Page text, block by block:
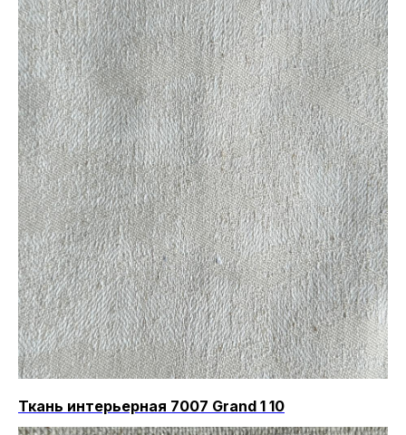
Ткань интерьерная 7007 Grand 1 10